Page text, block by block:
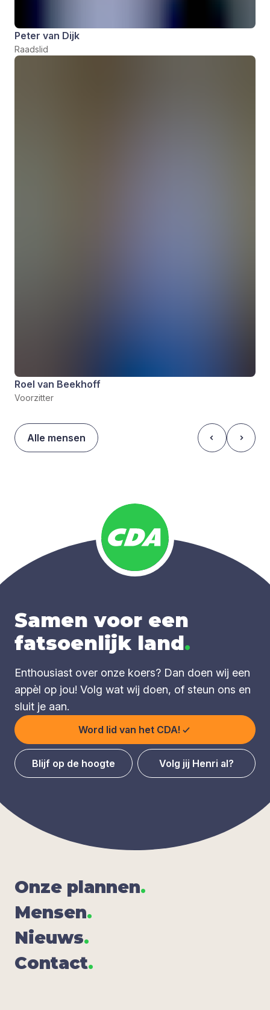
Peter van Dijk
Raadslid
Roel van Beekhoff
Voorzitter
Alle mensen
Samen voor een
fatsoenlijk land.
Enthousiast over onze koers? Dan doen wij een
appèl op jou! Volg wat wij doen, of steun ons en
sluit je aan.
Word lid van het CDA!
Blijf op de hoogte Volg jij Henri al?
Onze plan­nen.
Men­sen.
Nieuws.
Con­tact.